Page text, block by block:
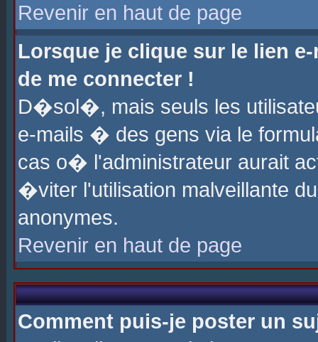
Revenir en haut de page
Lorsque je clique sur le lien
de me connecter !
D�sol�, mais seuls les
e-mails � des gens via le
cas o� l'administrateur aurait
�viter l'utilisation malveillante
anonymes.
Revenir en haut de page
Comment puis-je poster un